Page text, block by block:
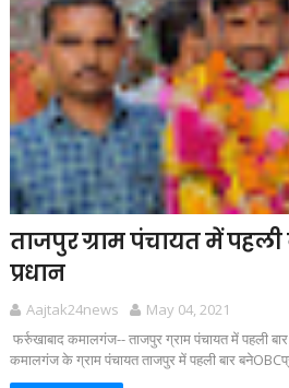
ताजपुर ग्राम पंचायत में पहली
प्रधान
Aajtak24news
May 04, 2021
फर्रुखाबाद कमालगंज-- ताजपुर ग्राम पंचायत में पहली
कमालगंज के ग्राम पंचायत ताजपुर में पहली बार